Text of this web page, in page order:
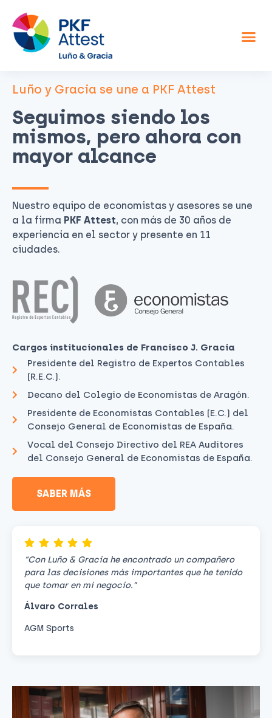
Luño y Gracia se une a PKF Attest
Seguimos siendo los
mismos, pero ahora con
mayor alcance
Nuestro equipo de economistas y asesores se une
a la firma PKF Attest, con más de 30 años de
experiencia en el sector y presente en 11
ciudades.
Cargos institucionales de Francisco J. Gracia
Presidente del Registro de Expertos Contables
(R.E.C.).
Decano del Colegio de Economistas de Aragón.
Presidente de Economistas Contables (E.C.) del
Consejo General de Economistas de España.
Vocal del Consejo Directivo del REA Auditores
del Consejo General de Economistas de España.
SABER MÁS
“Con Luño & Gracia he encontrado un compañero
para las decisiones más importantes que he tenido
que tomar en mi negocio.”
Álvaro Corrales
AGM Sports